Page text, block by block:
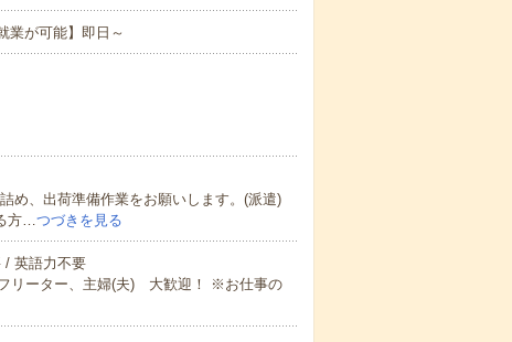
業が可能】即日～
め、出荷準備作業をお願いします。(派遣)
方…つづきを見る
英語力不要
リーター、主婦(夫) 大歓迎！ ※お仕事の